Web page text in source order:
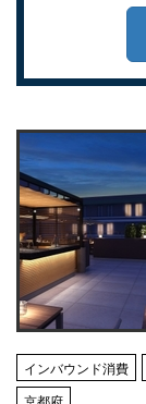
インバウンド消費
京都府